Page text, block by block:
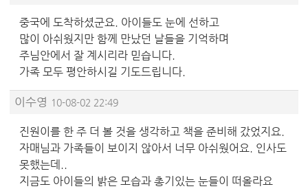
중국에 도착하셨군요. 아이들도 눈에 선하고
많이 아쉬웠지만 함께 만났던 날들을 기억하며
주님안에서 잘 계시리라 믿습니다.
가족 모두 평안하시길 기도드립니다.
이수영 10-08-02 22:49
진원이를 한 주 더 볼 것을 생각하고 책을 준비해 갔었지요.
자매님과 가족들이 보이지 않아서 너무 아쉬웠어요. 인사도
못했는데..
지금도 아이들의 밝은 모습과 총기있는 눈들이 떠올라요